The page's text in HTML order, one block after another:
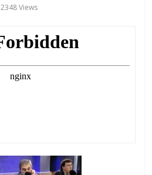
2348 Views